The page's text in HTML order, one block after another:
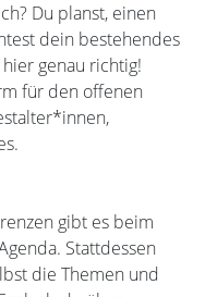
Du planst, einen
dein bestehendes
genau richtig!
für den offenen
gibt es beim
Stattdessen
die Themen und